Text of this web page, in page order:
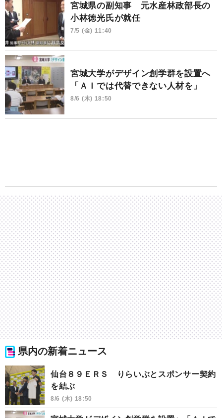
宮城県の副知事 元水産林政部長の
小林徳光氏が就任
7/5 (金) 11:40
宮城大学がデザイン創学群を設置へ
「ＡＩでは代替できない人材を」
8/6 (木) 18:50
県内の新着ニュース
仙台８９ＥＲＳ りらいぶとスポンサー契約
を結ぶ
8/6 (木) 18:50